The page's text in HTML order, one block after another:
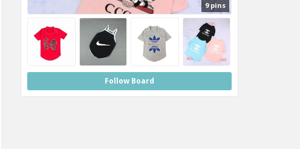
9 pins
Follow Board